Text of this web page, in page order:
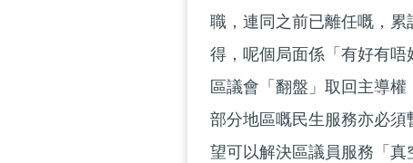
職，連同之前已離任嘅，
得，呢個局面係「有好有
區議會「翻盤」取回主導
部分地區嘅民生服務亦必
望可以解決區議員服務「真